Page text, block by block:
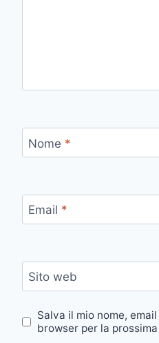
Nome *
Email *
Sito web
Salva il mio nome,
browser per la